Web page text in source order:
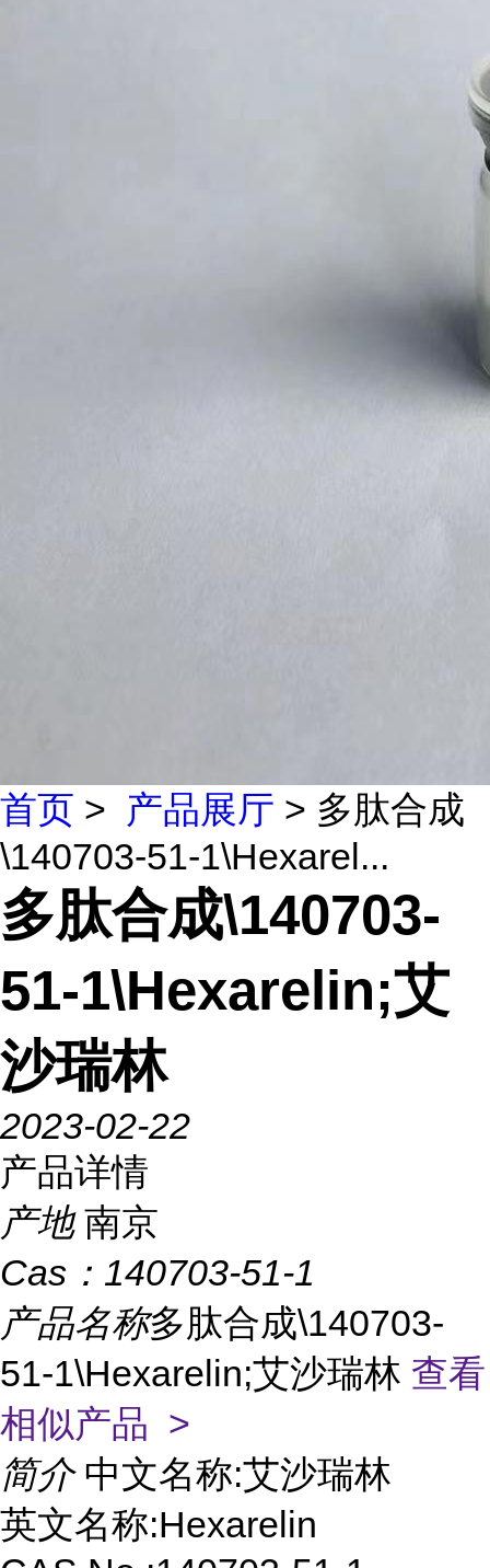
首页 > 产品展厅 > 多肽合成
\140703-51-1\Hexarel...
多肽合成\140703-
51-1\Hexarelin;艾
沙瑞林
2023-02-22
产品详情
产地 南京
Cas： 140703-51-1
产品名称多肽合成\140703-
51-1\Hexarelin;艾沙瑞林 查看
相似产品 >
简介 中文名称:艾沙瑞林
英文名称:Hexarelin